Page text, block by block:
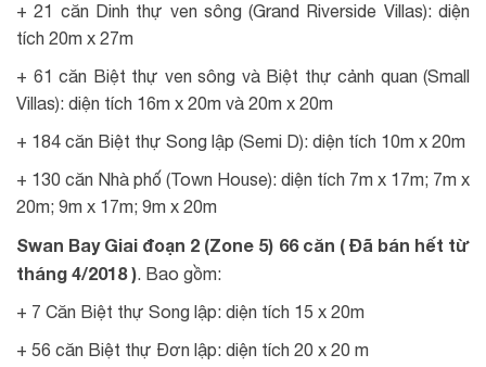
+ 21 căn Dinh thự ven sông (Grand Riverside Villas): diện
tích 20m x 27m
+ 61 căn Biệt thự ven sông và Biệt thự cảnh quan (Small
Villas): diện tích 16m x 20m và 20m x 20m
+ 184 căn Biệt thự Song lập (Semi D): diện tích 10m x 20m
+ 130 căn Nhà phố (Town House): diện tích 7m x 17m; 7m x
20m; 9m x 17m; 9m x 20m
Swan Bay Giai đoạn 2 (Zone 5) 66 căn ( Đã bán hết từ
tháng 4/2018 ). Bao gồm:
+ 7 Căn Biệt thự Song lập: diện tích 15 x 20m
+ 56 căn Biệt thự Đơn lập: diện tích 20 x 20 m ​